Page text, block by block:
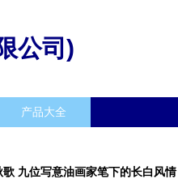
公司)
产品大全
歌 九位写意油画家笔下的长白风情